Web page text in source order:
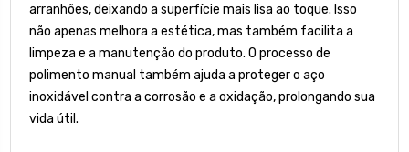
arranhões, deixando a superfície mais lisa ao toque. Isso
não apenas melhora a estética, mas também facilita a
limpeza e a manutenção do produto. O processo de
polimento manual também ajuda a proteger o aço
inoxidável contra a corrosão e a oxidação, prolongando sua
vida útil.